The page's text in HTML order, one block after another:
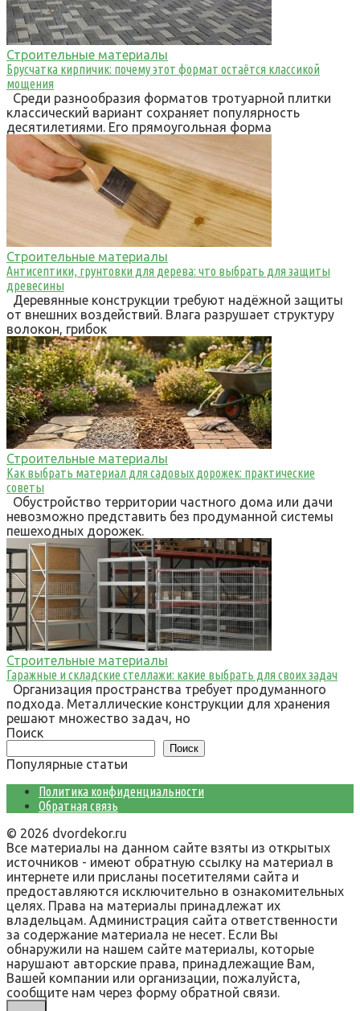
Строительные материалы
Брусчатка кирпичик: почему этот формат остаётся классикой
мощения
Среди разнообразия форматов тротуарной плитки
классический вариант сохраняет популярность
десятилетиями. Его прямоугольная форма
Строительные материалы
Антисептики, грунтовки для дерева: что выбрать для защиты
древесины
Деревянные конструкции требуют надёжной защиты
от внешних воздействий. Влага разрушает структуру
волокон, грибок
Строительные материалы
Как выбрать материал для садовых дорожек: практические
советы
Обустройство территории частного дома или дачи
невозможно представить без продуманной системы
пешеходных дорожек.
Строительные материалы
Гаражные и складские стеллажи: какие выбрать для своих задач
Организация пространства требует продуманного
подхода. Металлические конструкции для хранения
решают множество задач, но
Поиск
Поиск
Популярные статьи
Политика конфиденциальности
Обратная связь
© 2026 dvordekor.ru
Все материалы на данном сайте взяты из открытых
источников - имеют обратную ссылку на материал в
интернете или присланы посетителями сайта и
предоставляются исключительно в ознакомительных
целях. Права на материалы принадлежат их
владельцам. Администрация сайта ответственности
за содержание материала не несет. Если Вы
обнаружили на нашем сайте материалы, которые
нарушают авторские права, принадлежащие Вам,
Вашей компании или организации, пожалуйста,
сообщите нам через форму обратной связи.